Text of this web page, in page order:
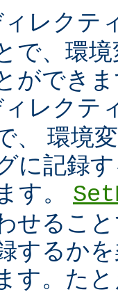
ィレクテ
で、環
ができ
ィレクテ
、 環境
に記録
す。
せるこ
するか
す。た